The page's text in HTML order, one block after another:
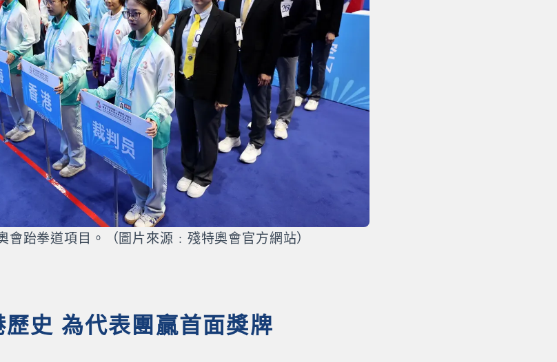
跆拳道項目。（圖片來源﹕殘特奧會官方網站）
史 為代表團贏首面獎牌